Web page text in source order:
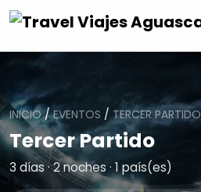
INICIO/EVENTOS /TERCER PARTIDO
Tercer Partido
3 días · 2 noches · 1 país(es)